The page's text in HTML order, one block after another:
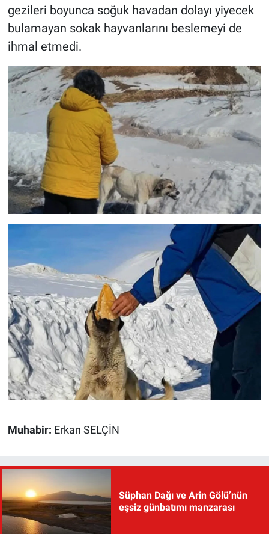
gezileri boyunca soğuk havadan dolayı yiyecek
bulamayan sokak hayvanlarını beslemeyi de
ihmal etmedi.
Muhabir: Erkan SELÇİN
Süphan Dağı ve Arin Gölü’nün
eşsiz günbatımı manzarası